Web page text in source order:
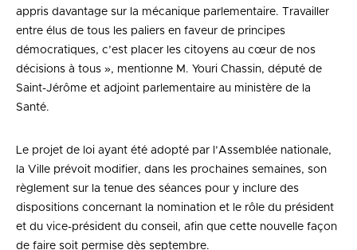
appris davantage sur la mécanique parlementaire. Travailler
entre élus de tous les paliers en faveur de principes
démocratiques, c’est placer les citoyens au cœur de nos
décisions à tous », mentionne M. Youri Chassin, député de
Saint-Jérôme et adjoint parlementaire au ministère de la
Santé.
Le projet de loi ayant été adopté par l’Assemblée nationale,
la Ville prévoit modifier, dans les prochaines semaines, son
règlement sur la tenue des séances pour y inclure des
dispositions concernant la nomination et le rôle du président
et du vice-président du conseil, afin que cette nouvelle façon
de faire soit permise dès septembre.